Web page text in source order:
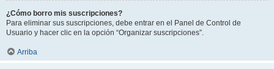
¿Cómo borro mis suscripciones?
Para eliminar sus suscripciones, debe entrar en el Panel de Control de
Usuario y hacer clic en la opción “Organizar suscripciones”.
Arriba